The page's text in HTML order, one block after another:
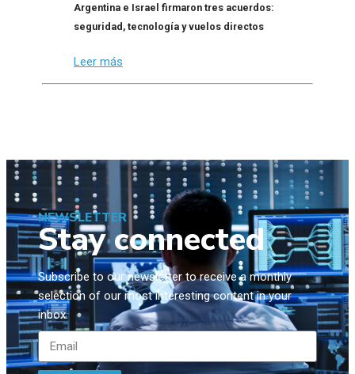
Argentina e Israel firmaron tres acuerdos:
seguridad, tecnología y vuelos directos
Leer más
NEWSLETTER
Stay connected
Subscribe to our newsletter to receive a monthly
selection of our most interesting content in your
inbox.